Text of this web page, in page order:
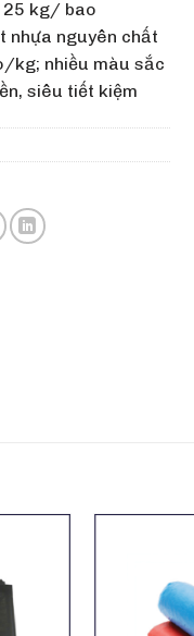
25 kg/ bao
nhựa nguyên chất
kg; nhiều màu sắc
siêu tiết kiệm